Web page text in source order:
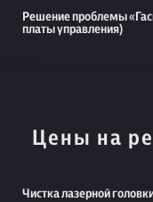
Решение проблемы
платы управления)
Цены на
Чистка лазерной